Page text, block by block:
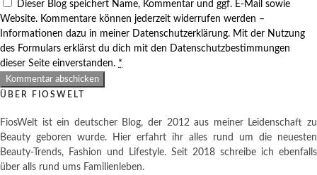
Dieser Blog speichert Name, Kommentar und ggf. E-Mail sowie
Website. Kommentare können jederzeit widerrufen werden –
Informationen dazu in meiner Datenschutzerklärung. Mit der Nutzung
des Formulars erklärst du dich mit den Datenschutzbestimmungen
dieser Seite einverstanden. *
ÜBER FIOSWELT
FiosWelt ist ein deutscher Blog, der 2012 aus meiner Leidenschaft zu
Beauty geboren wurde. Hier erfahrt ihr alles rund um die neuesten
Beauty-Trends, Fashion und Lifestyle. Seit 2018 schreibe ich ebenfalls
über alls rund ums Familienleben.